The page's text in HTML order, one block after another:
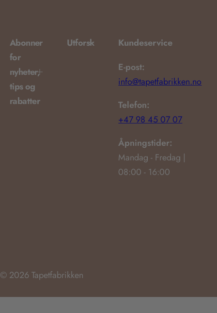
Abonner
for
nyheter,
tips og
rabatter
Utforsk
Kundeservice
E-post:
info@tapetfabrikken.no
Telefon:
+47 98 45 07 07
Åpningstider:
Mandag - Fredag |
08:00 - 16:00
© 2026 Tapetfabrikken